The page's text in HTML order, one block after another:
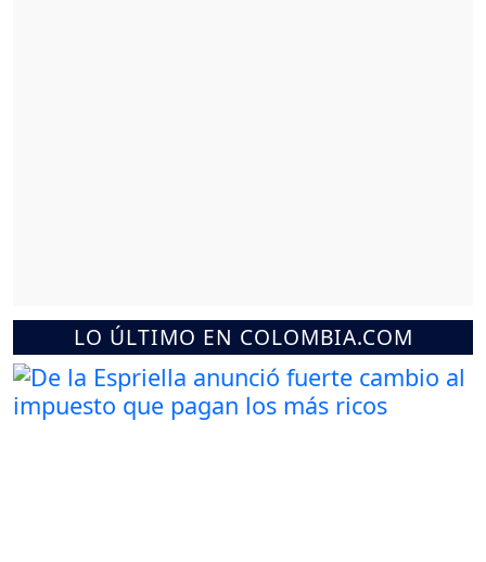
LO ÚLTIMO EN COLOMBIA.COM